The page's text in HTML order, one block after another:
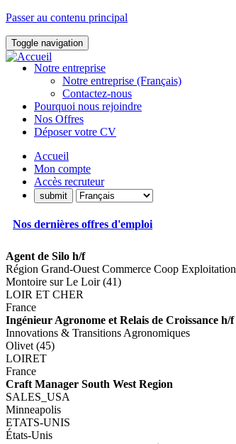
Passer au contenu principal
Toggle navigation
Notre entreprise
Notre entreprise (Français)
Contactez-nous
Pourquoi nous rejoindre
Nos Offres
Déposer votre CV
Accueil
Mon compte
Accès recruteur
Nos dernières offres d'emploi
Agent de Silo h/f
Région Grand-Ouest Commerce Coop Exploitation
Montoire sur Le Loir (41)
LOIR ET CHER
France
Ingénieur Agronome et Relais de Croissance h/f
Innovations & Transitions Agronomiques
Olivet (45)
LOIRET
France
Craft Manager South West Region
SALES_USA
Minneapolis
ETATS-UNIS
États-Unis